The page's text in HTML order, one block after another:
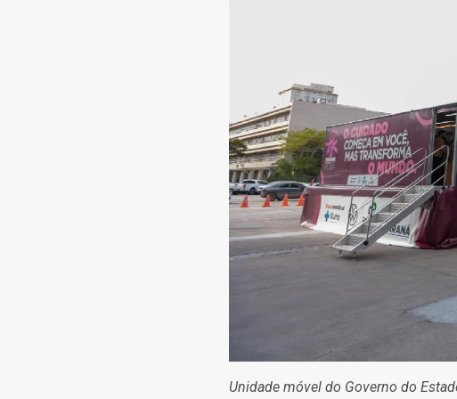
Unidade móvel do Governo do